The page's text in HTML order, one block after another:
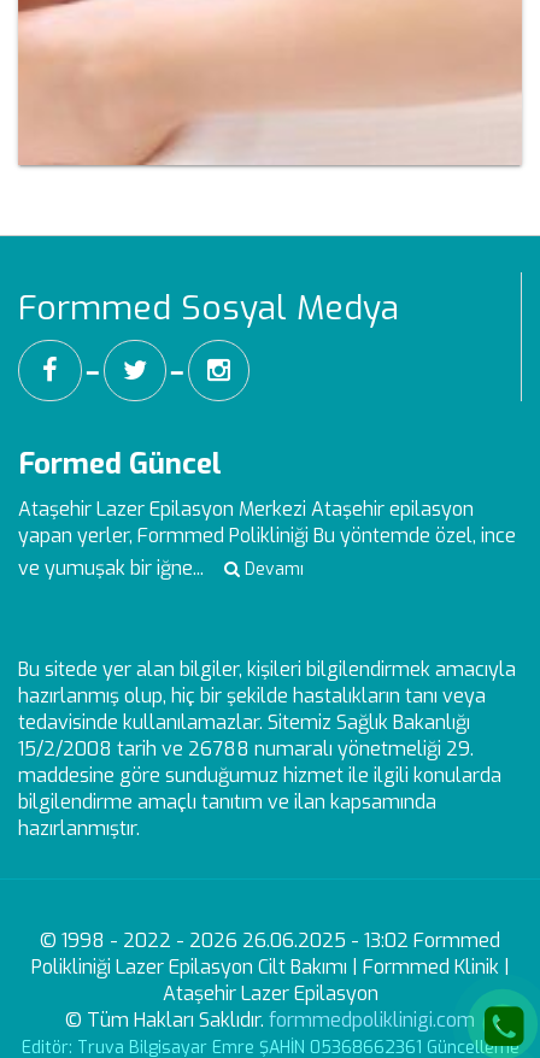
Formmed Sosyal Medya
━ ━
Formed Güncel
Ataşehir Lazer Epilasyon Merkezi Ataşehir epilasyon
yapan yerler, Formmed Polikliniği Bu yöntemde özel, ince
ve yumuşak bir iğne...
Devamı
Bu sitede yer alan bilgiler, kişileri bilgilendirmek amacıyla
hazırlanmış olup, hiç bir şekilde hastalıkların tanı veya
tedavisinde kullanılamazlar. Sitemiz Sağlık Bakanlığı
15/2/2008 tarih ve 26788 numaralı yönetmeliği 29.
maddesine göre sunduğumuz hizmet ile ilgili konularda
bilgilendirme amaçlı tanıtım ve ilan kapsamında
hazırlanmıştır.
© 1998 - 2022 - 2026 26.06.2025 - 13:02 Formmed
Polikliniği Lazer Epilasyon Cilt Bakımı | Formmed Klinik |
Ataşehir Lazer Epilasyon
© Tüm Hakları Saklıdır. formmedpoliklinigi.com
Editör: Truva Bilgisayar Emre ŞAHİN 05368662361 Güncelleme